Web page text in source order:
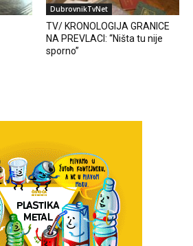
DubrovnikTvNet
TV/ KRONOLOGIJA GRANICE
NA PREVLACI: “Ništa tu nije
sporno”